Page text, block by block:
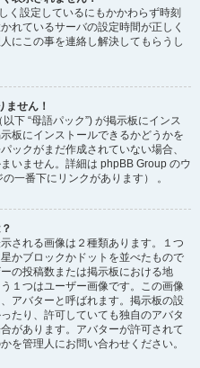
く設定しているにもかかわらず時刻
れているサーバの設定時間が正しく
にこの事を連絡し解決してもらうし
ません！
下 “母語パック”) が掲示板にインス
板にインストールできるかどうかを
ックがまだ作成されていない場合、
いません。詳細は phpBB Group のウ
一番下にリンクがあります） 。
される画像は２種類あります。１つ
かブロックかドットを並べたもので
の投稿数または掲示板における地
１つはユーザー画像です。この画像
アバターと呼ばれます。掲示板の設
たり、許可していても独自のアバタ
があります。アバターが許可されて
を管理人にお問い合わせください。